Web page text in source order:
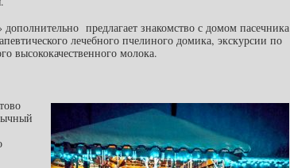
предлагает знакомство с домом пасечника
лечебного пчелиного домика, экскурсии по
высококачественного молока.